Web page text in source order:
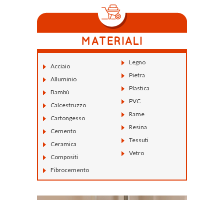
Acciaio
Alluminio
Bambù
Calcestruzzo
Cartongesso
Cemento
Ceramica
Compositi
Fibrocemento
Legno
Pietra
Plastica
PVC
Rame
Resina
Tessuti
Vetro